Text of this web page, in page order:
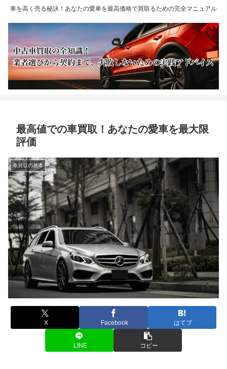
車を高く売る秘訣！あなたの愛車を最高価格で買取るための完全マニュアル
最高値での車買取！あなたの愛車を最大限
評価
車買取の基本
X Facebook はてブ
LINE コピー